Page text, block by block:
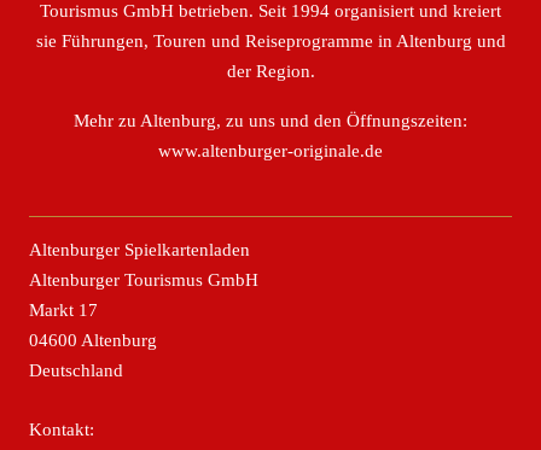
Tourismus GmbH betrieben. Seit 1994 organisiert und kreiert
sie Führungen, Touren und Reiseprogramme in Altenburg und
der Region.
Mehr zu Altenburg, zu uns und den Öffnungszeiten:
www.altenburger-originale.de
Altenburger Spielkartenladen
Altenburger Tourismus GmbH
Markt 17
04600 Altenburg
Deutschland
Kontakt: